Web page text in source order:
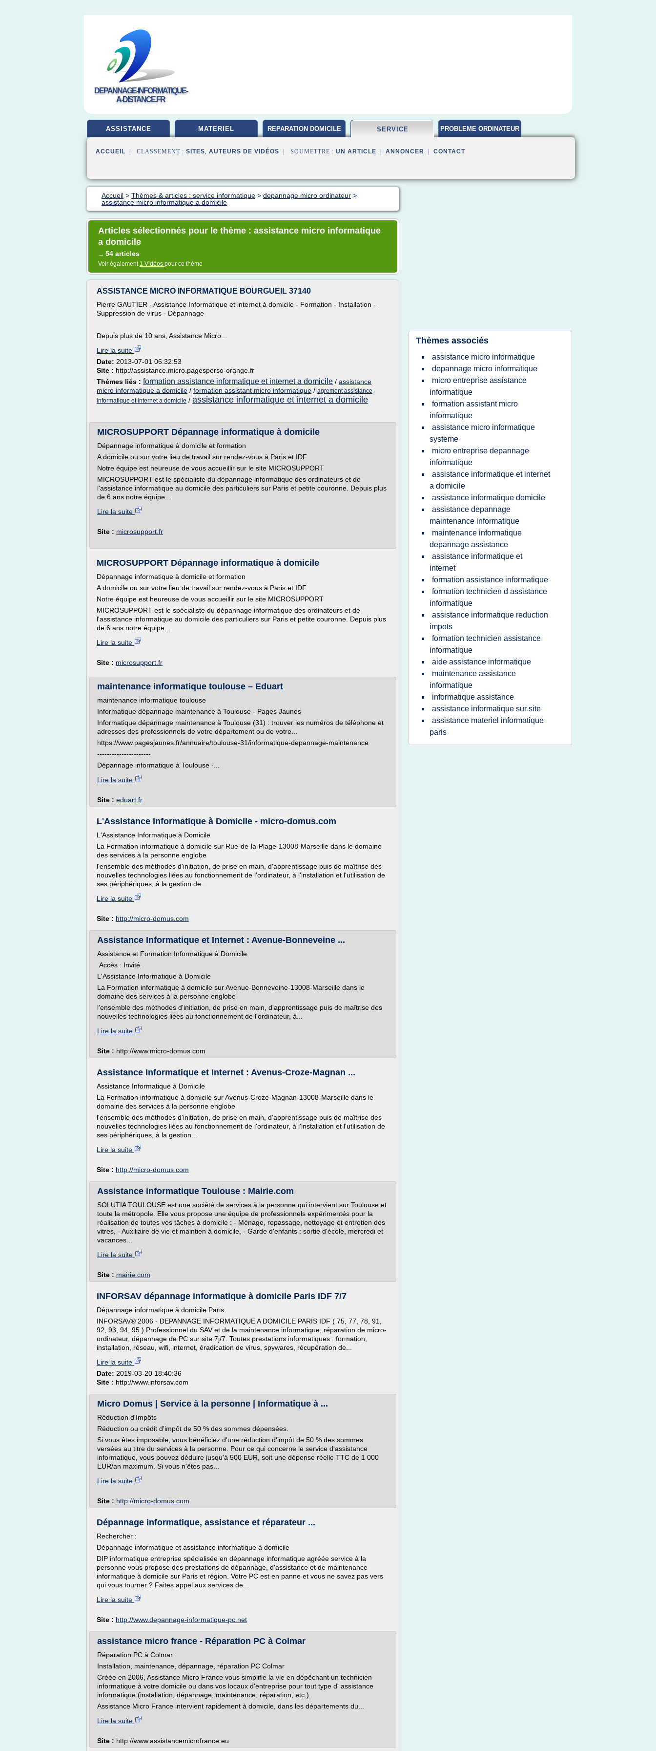
DEPANNAGE-INFORMATIQUE-
A-DISTANCE.FR
ASSISTANCE MATERIEL REPARATION DOMICILE SERVICE PROBLEME ORDINATEUR
ACCUEIL | CLASSEMENT : SITES, AUTEURS DE VIDÉOS | SOUMETTRE : UN ARTICLE ANNONCER CONTACT
Accueil > Thèmes & articles : service informatique > depannage micro ordinateur >
assistance micro informatique a domicile
Articles sélectionnés pour le thème : assistance micro informatique
a domicile
→ 54 articles
Voir également 1 Vidéos pour ce thème
ASSISTANCE MICRO INFORMATIQUE BOURGUEIL 37140
Pierre GAUTIER - Assistance Informatique et internet à domicile - Formation - Installation -
Suppression de virus - Dépannage
Depuis plus de 10 ans, Assistance Micro...
Lire la suite
Date: 2013-07-01 06:32:53
Site : http://assistance.micro.pagesperso-orange.fr
Thèmes liés : formation assistance informatique et internet a domicile / assistance
micro informatique a domicile / formation assistant micro informatique / agrement assistance
informatique et internet a domicile / assistance informatique et internet a domicile
MICROSUPPORT Dépannage informatique à domicile
Dépannage informatique à domicile et formation
A domicile ou sur votre lieu de travail sur rendez-vous à Paris et IDF
Notre équipe est heureuse de vous accueillir sur le site MICROSUPPORT
MICROSUPPORT est le spécialiste du dépannage informatique des ordinateurs et de
l'assistance informatique au domicile des particuliers sur Paris et petite couronne. Depuis plus
de 6 ans notre équipe...
Lire la suite
Site : microsupport.fr
MICROSUPPORT Dépannage informatique à domicile
Dépannage informatique à domicile et formation
A domicile ou sur votre lieu de travail sur rendez-vous à Paris et IDF
Notre équipe est heureuse de vous accueillir sur le site MICROSUPPORT
MICROSUPPORT est le spécialiste du dépannage informatique des ordinateurs et de
l'assistance informatique au domicile des particuliers sur Paris et petite couronne. Depuis plus
de 6 ans notre équipe...
Lire la suite
Site : microsupport.fr
maintenance informatique toulouse – Eduart
maintenance informatique toulouse
Informatique dépannage maintenance à Toulouse - Pages Jaunes
Informatique dépannage maintenance à Toulouse (31) : trouver les numéros de téléphone et
adresses des professionnels de votre département ou de votre...
https://www.pagesjaunes.fr/annuaire/toulouse-31/informatique-depannage-maintenance
----------------------
Dépannage informatique à Toulouse -...
Lire la suite
Site : eduart.fr
L'Assistance Informatique à Domicile - micro-domus.com
L'Assistance Informatique à Domicile
La Formation informatique à domicile sur Rue-de-la-Plage-13008-Marseille dans le domaine
des services à la personne englobe
l'ensemble des méthodes d'initiation, de prise en main, d'apprentissage puis de maîtrise des
nouvelles technologies liées au fonctionnement de l'ordinateur, à l'installation et l'utilisation de
ses périphériques, à la gestion de...
Lire la suite
Site : http://micro-domus.com
Assistance Informatique et Internet : Avenue-Bonneveine ...
Assistance et Formation Informatique à Domicile
Accès : Invité.
L'Assistance Informatique à Domicile
La Formation informatique à domicile sur Avenue-Bonneveine-13008-Marseille dans le
domaine des services à la personne englobe
l'ensemble des méthodes d'initiation, de prise en main, d'apprentissage puis de maîtrise des
nouvelles technologies liées au fonctionnement de l'ordinateur, à...
Lire la suite
Site : http://www.micro-domus.com
Assistance Informatique et Internet : Avenus-Croze-Magnan ...
Assistance Informatique à Domicile
La Formation informatique à domicile sur Avenus-Croze-Magnan-13008-Marseille dans le
domaine des services à la personne englobe
l'ensemble des méthodes d'initiation, de prise en main, d'apprentissage puis de maîtrise des
nouvelles technologies liées au fonctionnement de l'ordinateur, à l'installation et l'utilisation de
ses périphériques, à la gestion...
Lire la suite
Site : http://micro-domus.com
Assistance informatique Toulouse : Mairie.com
SOLUTIA TOULOUSE est une société de services à la personne qui intervient sur Toulouse et
toute la métropole. Elle vous propose une équipe de professionnels expérimentés pour la
réalisation de toutes vos tâches à domicile : - Ménage, repassage, nettoyage et entretien des
vitres, - Auxiliaire de vie et maintien à domicile, - Garde d'enfants : sortie d'école, mercredi et
vacances...
Lire la suite
Site : mairie.com
INFORSAV dépannage informatique à domicile Paris IDF 7/7
Dépannage informatique à domicile Paris
INFORSAV® 2006 - DEPANNAGE INFORMATIQUE A DOMICILE PARIS IDF ( 75, 77, 78, 91,
92, 93, 94, 95 ) Professionnel du SAV et de la maintenance informatique, réparation de micro-
ordinateur, dépannage de PC sur site 7j/7. Toutes prestations informatiques : formation,
installation, réseau, wifi, internet, éradication de virus, spywares, récupération de...
Lire la suite
Date: 2019-03-20 18:40:36
Site : http://www.inforsav.com
Micro Domus | Service à la personne | Informatique à ...
Réduction d'Impôts
Réduction ou crédit d'impôt de 50 % des sommes dépensées.
Si vous êtes imposable, vous bénéficiez d'une réduction d'impôt de 50 % des sommes
versées au titre du services à la personne. Pour ce qui concerne le service d'assistance
informatique, vous pouvez déduire jusqu'à 500 EUR, soit une dépense réelle TTC de 1 000
EUR/an maximum. Si vous n'êtes pas...
Lire la suite
Site : http://micro-domus.com
Dépannage informatique, assistance et réparateur ...
Rechercher :
Dépannage informatique et assistance informatique à domicile
DIP informatique entreprise spécialisée en dépannage informatique agréée service à la
personne vous propose des prestations de dépannage, d'assistance et de maintenance
informatique à domicile sur Paris et région. Votre PC est en panne et vous ne savez pas vers
qui vous tourner ? Faites appel aux services de...
Lire la suite
Site : http://www.depannage-informatique-pc.net
assistance micro france - Réparation PC à Colmar
Réparation PC à Colmar
Installation, maintenance, dépannage, réparation PC Colmar
Créée en 2006, Assistance Micro France vous simplifie la vie en dépêchant un technicien
informatique à votre domicile ou dans vos locaux d'entreprise pour tout type d' assistance
informatique (installation, dépannage, maintenance, réparation, etc.).
Assistance Micro France intervient rapidement à domicile, dans les départements du...
Lire la suite
Site : http://www.assistancemicrofrance.eu
Thèmes associés
assistance micro informatique
depannage micro informatique
micro entreprise assistance
informatique
formation assistant micro
informatique
assistance micro informatique
systeme
micro entreprise depannage
informatique
assistance informatique et internet
a domicile
assistance informatique domicile
assistance depannage
maintenance informatique
maintenance informatique
depannage assistance
assistance informatique et
internet
formation assistance informatique
formation technicien d assistance
informatique
assistance informatique reduction
impots
formation technicien assistance
informatique
aide assistance informatique
maintenance assistance
informatique
informatique assistance
assistance informatique sur site
assistance materiel informatique
paris